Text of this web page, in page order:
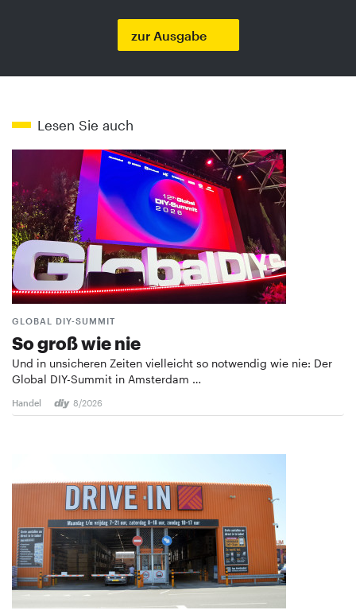
zur Ausgabe
Lesen Sie auch
GLOBAL DIY-SUMMIT
So groß wie nie
Und in unsicheren Zeiten vielleicht so notwendig wie nie: Der
Global DIY-Summit in Amsterdam …
Handel 8/2026